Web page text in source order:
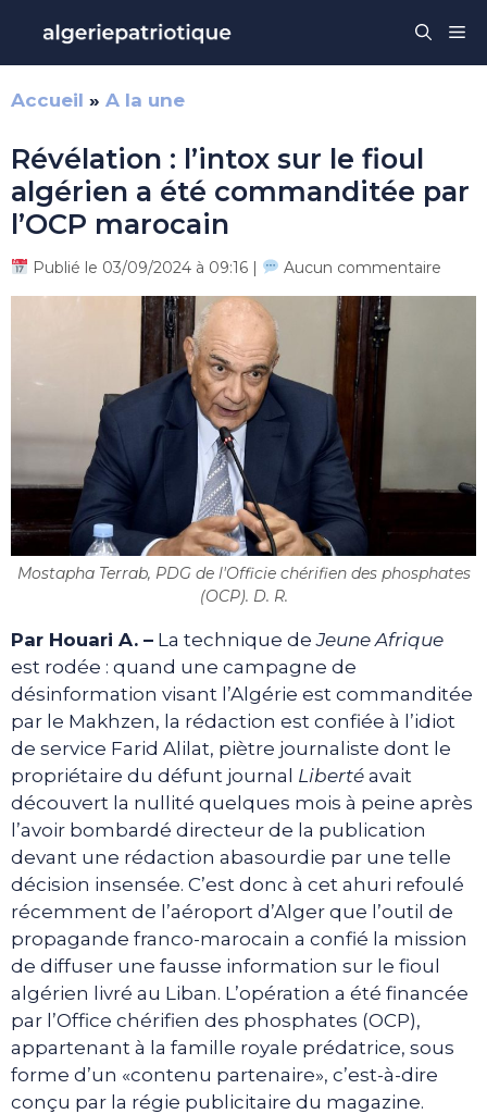
contenu
Accueil » A la une
Révélation : l’intox sur le fioul
algérien a été commanditée par
l’OCP marocain
Publié le 03/09/2024 à 09:16 | Aucun commentaire
Mostapha Terrab, PDG de l'Officie chérifien des phosphates
(OCP). D. R.
Par Houari A. – La technique deJeune Afrique
est rodée : quand une campagne de
désinformation visant l’Algérie est commanditée
par le Makhzen, la rédaction est confiée à l’idiot
de service Farid Alilat, piètre journaliste dont le
propriétaire du défunt journal Liberté avait
découvert la nullité quelques mois à peine après
l’avoir bombardé directeur de la publication
devant une rédaction abasourdie par une telle
décision insensée. C’est donc à cet ahuri refoulé
récemment de l’aéroport d’Alger que l’outil de
propagande franco-marocain a confié la mission
de diffuser une fausse information sur le fioul
algérien livré au Liban. L’opération a été financée
par l’Office chérifien des phosphates (OCP),
appartenant à la famille royale prédatrice, sous
forme d’un «contenu partenaire», c’est-à-dire
conçu par la régie publicitaire du magazine.